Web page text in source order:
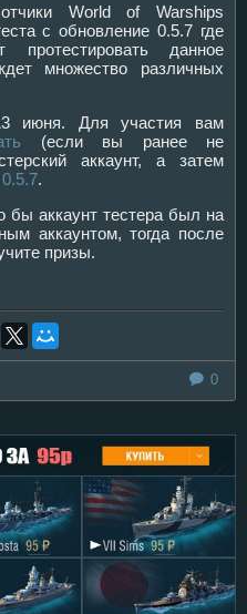
World of Warships
с обновление 0.5.7 где
данное
множество различных
июня. Для участия вам
(если вы ранее не
аккаунт, а затем
.
бы аккаунт тестера был на
аккаунтом, тогда после
призы.
0